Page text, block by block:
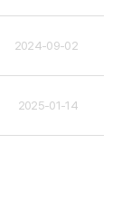
2024-09-02
2025-01-14